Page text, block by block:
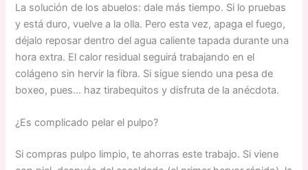
La solución de los abuelos: dale más tiempo. Si lo pruebas
y está duro, vuelve a la olla. Pero esta vez, apaga el fuego,
déjalo reposar dentro del agua caliente tapada durante una
hora extra. El calor residual seguirá trabajando en el
colágeno sin hervir la fibra. Si sigue siendo una pesa de
boxeo, pues… haz tirabequitos y disfruta de la anécdota.
¿Es complicado pelar el pulpo?
Si compras pulpo limpio, te ahorras este trabajo. Si viene